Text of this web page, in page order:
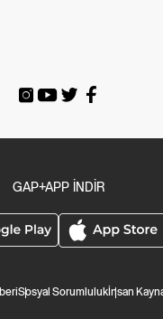
GAP+APP İNDİR
Sosyal Sorumlulukİnsan